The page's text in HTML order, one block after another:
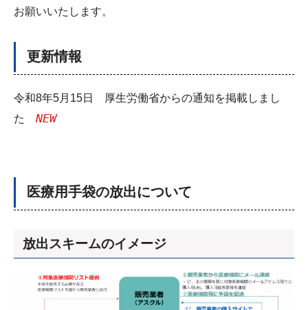
お願いいたします。
更新情報
令和8年5月15日 厚生労働省からの通知を掲載しまし
た NEW
医療用手袋の放出について
放出スキームのイメージ